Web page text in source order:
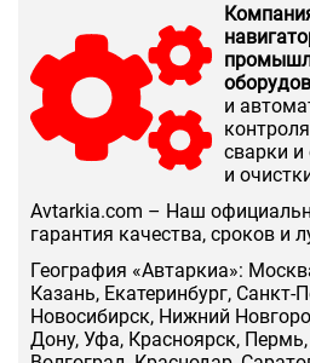
и
сварки и
и
Аvtarkia.com – Наш
гарантия качества, сроков и
География «Автаркиа»:
Казань, Екатеринбург, Санкт-
Новосибирск, Нижний
Дону, Уфа, Красноярск,